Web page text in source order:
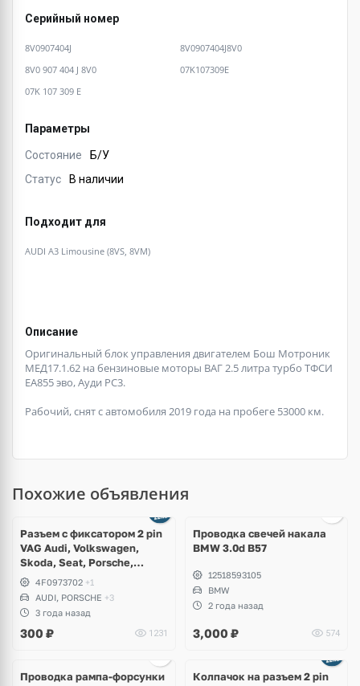
Серийный номер
8V0907404J
8V0907404J8V0
8V0 907 404 J 8V0
07K107309E
07K 107 309 E
Параметры
Состояние
Б/У
Статус
В наличии
Подходит для
AUDI A3 Limousine (8VS, 8VM)
Описание
Оригинальный блок управления двигателем Бош Мотроник
МЕД17.1.62 на бензиновые моторы ВАГ 2.5 литра турбо ТФСИ
ЕА855 эво, Ауди РС3.
Рабочий, снят с автомобиля 2019 года на пробеге 53000 км.
Похожие объявления
Разъем с фиксатором 2 pin
VAG Audi, Volkswagen,
Skoda, Seat, Porsche,
Bentley, Lamborghini
4F0973702 +1
AUDI, PORSCHE +3
3 года назад
300 ₽ 1231
Проводка свечей накала
BMW 3.0d B57
12518593105
BMW
2 года назад
3,000 ₽ 574
Проводка рампа-форсунки
Колпачок на разъем 2 pin